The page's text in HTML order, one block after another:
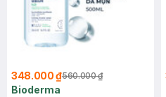
348.000 ₫560.000 ₫
Bioderma